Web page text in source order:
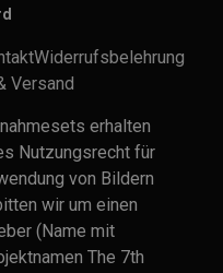
Widerrufsbelehrung
Versand
erhalten
Nutzungsrecht für
von Bildern
wir um einen
(Name mit
The 7th